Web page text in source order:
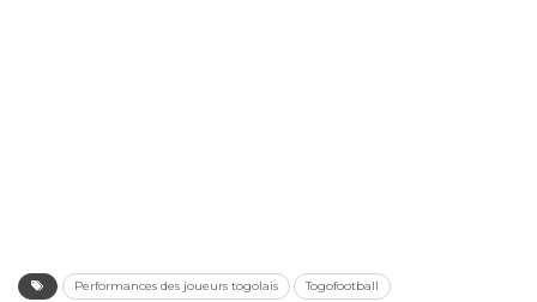
Performances des joueurs togolais Togofootball